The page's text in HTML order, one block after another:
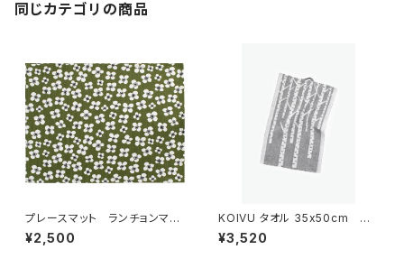
同じカテゴリの商品
プレースマット ランチョンマッ
ト 「ベラミ」 / アルメダール
ス/ALMEDAHLS
¥2,500
KOIVU タオル 35x50cm
／ LAPUAN KANKURIT（ラ
プアン カンクリ）
¥3,520